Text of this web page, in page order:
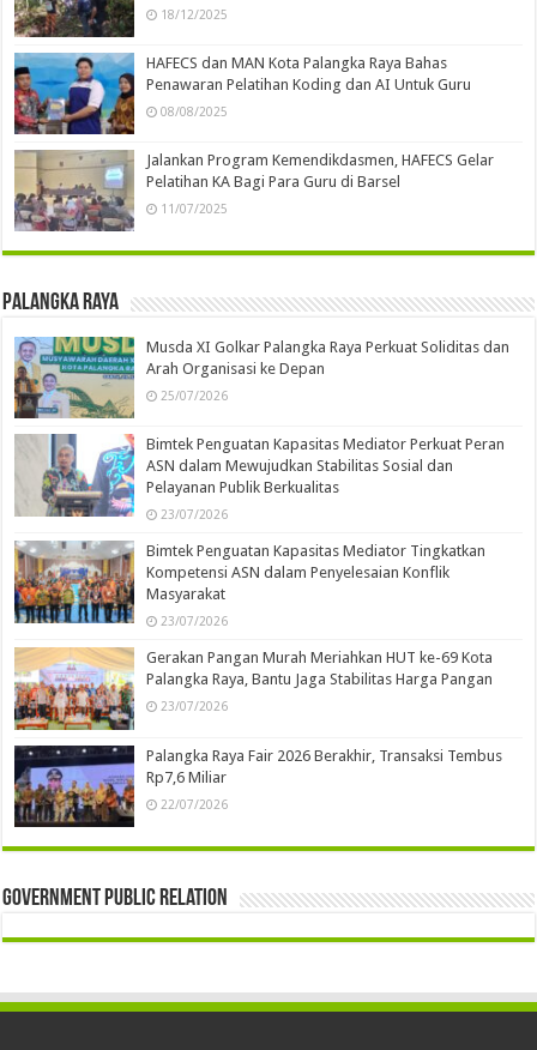
18/12/2025
HAFECS dan MAN Kota Palangka Raya Bahas
Penawaran Pelatihan Koding dan AI Untuk Guru
08/08/2025
Jalankan Program Kemendikdasmen, HAFECS Gelar
Pelatihan KA Bagi Para Guru di Barsel
11/07/2025
Palangka Raya
Musda XI Golkar Palangka Raya Perkuat Soliditas dan
Arah Organisasi ke Depan
25/07/2026
Bimtek Penguatan Kapasitas Mediator Perkuat Peran
ASN dalam Mewujudkan Stabilitas Sosial dan
Pelayanan Publik Berkualitas
23/07/2026
Bimtek Penguatan Kapasitas Mediator Tingkatkan
Kompetensi ASN dalam Penyelesaian Konflik
Masyarakat
23/07/2026
Gerakan Pangan Murah Meriahkan HUT ke-69 Kota
Palangka Raya, Bantu Jaga Stabilitas Harga Pangan
23/07/2026
Palangka Raya Fair 2026 Berakhir, Transaksi Tembus
Rp7,6 Miliar
22/07/2026
Government Public Relation